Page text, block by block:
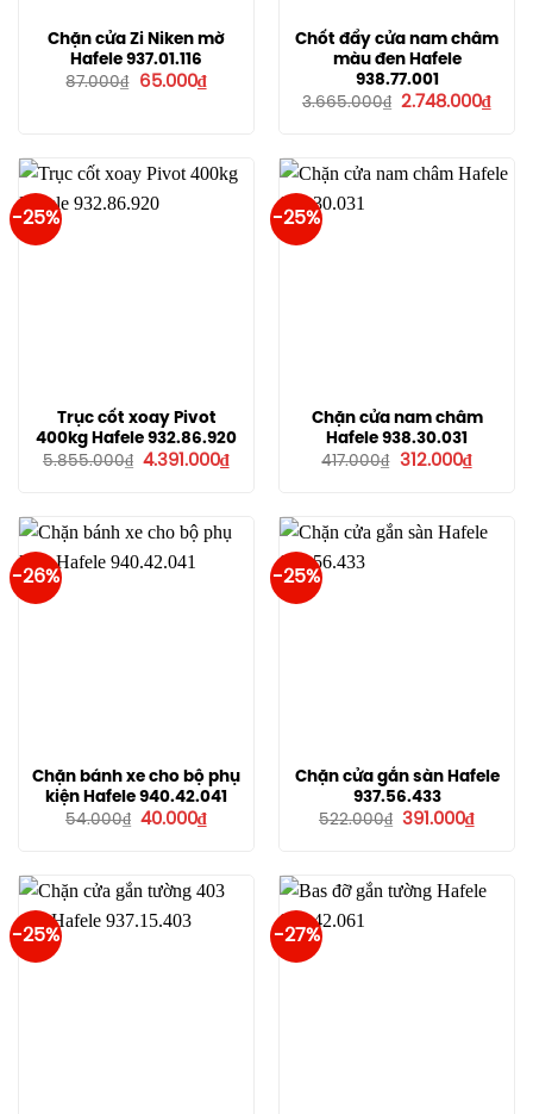
Chặn cửa Zi Niken mờ
Hafele 937.01.116
87.000₫
Giá
65.000₫Giá
hiện
Chốt đẩy cửa nam châm
màu đen Hafele
938.77.001
3.665.000₫
Giá
2.748.000₫Giá
hiện
-25%
Trục cốt xoay Pivot
400kg Hafele 932.86.920
5.855.000₫ Giá
4.391.000₫Giá
hiện
4.391.000₫.
-25%
Chặn cửa nam châm
Hafele 938.30.031
417.000₫
Giá
312.000₫Giá
hiện
-26%
Chặn bánh xe cho bộ phụ
kiện Hafele 940.42.041
54.000₫ Giá
40.000₫Giá
hiện
-25%
Chặn cửa gắn sàn Hafele
937.56.433
522.000₫ Giá
391.000₫Giá
hiện
-25% -27%